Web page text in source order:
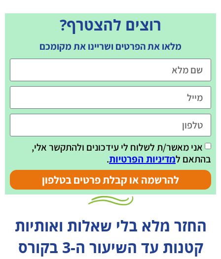
רוצים להצטרף?
מלאו את הפרטים ושריינו את מקומכם
אני מאשר/ת לשלוח לי עידכונים ולהתקשר אלי,
בהתאם למדיניות הפרטיות.
להרשמה או קבלת פרטים בטלפון
החזר מלא בלי שאלות ואותיות
קטנות עד השיעור ה-3 בקורס